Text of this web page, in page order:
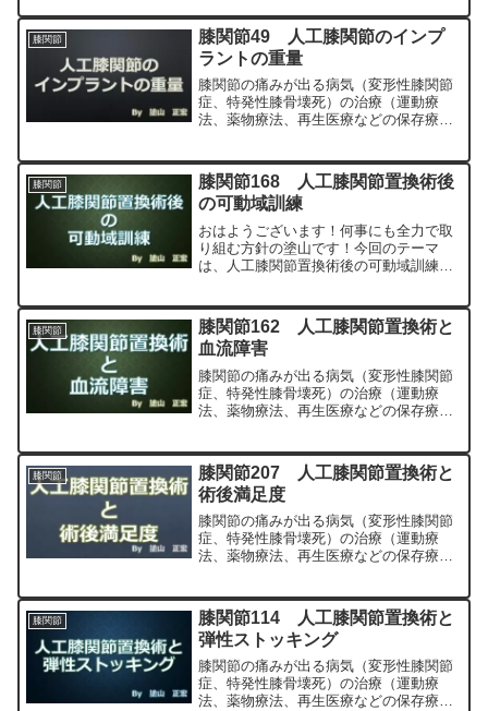
専門医（人工関節手術を専門）の塗山正
宏が色々と説明します。
膝関節
膝関節49 人工膝関節のインプ
ラントの重量
膝関節の痛みが出る病気（変形性膝関節
症、特発性膝骨壊死）の治療（運動療
法、薬物療法、再生医療などの保存療
専門医（人工関節手術を専門）の塗山正
宏が色々と説明します。
膝関節
膝関節168 人工膝関節置換術後
の可動域訓練
おはようございます！何事にも全力で取
り組む方針の塗山です！今回のテーマ
は、人工膝関節置換術後の可動域訓練に
え？リハビリの話？人工膝関節置換術後
の可動域訓練：成功するリハビ...
膝関節
膝関節162 人工膝関節置換術と
血流障害
膝関節の痛みが出る病気（変形性膝関節
症、特発性膝骨壊死）の治療（運動療
法、薬物療法、再生医療などの保存療
専門医（人工関節手術を専門）の塗山正
宏が色々と説明します。
膝関節
膝関節207 人工膝関節置換術と
術後満足度
膝関節の痛みが出る病気（変形性膝関節
症、特発性膝骨壊死）の治療（運動療
法、薬物療法、再生医療などの保存療
専門医（人工関節手術を専門）の塗山正
宏が色々と説明します。
膝関節
膝関節114 人工膝関節置換術と
弾性ストッキング
膝関節の痛みが出る病気（変形性膝関節
症、特発性膝骨壊死）の治療（運動療
法、薬物療法、再生医療などの保存療